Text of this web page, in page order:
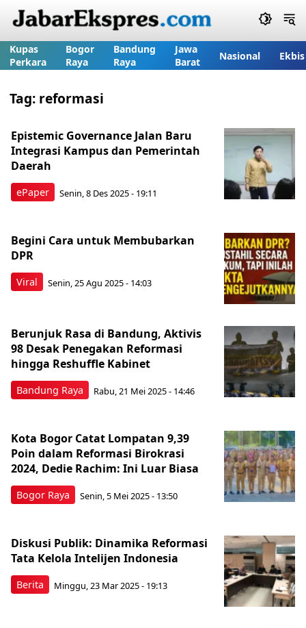
Kupas
Perkara
Bogor
Raya
Bandung
Raya
Jawa
Barat
Nasional Ekbis
Tag: reformasi
ePaper
Epistemic Governance Jalan Baru
Integrasi Kampus dan Pemerintah
Daerah
Senin, 8 Des 2025 - 19:11
Viral
Begini Cara untuk Membubarkan
DPR
Senin, 25 Agu 2025 - 14:03
Bandung Raya
Berunjuk Rasa di Bandung, Aktivis
98 Desak Penegakan Reformasi
hingga Reshuffle Kabinet
Rabu, 21 Mei 2025 - 14:46
Bogor Raya
Kota Bogor Catat Lompatan 9,39
Poin dalam Reformasi Birokrasi
2024, Dedie Rachim: Ini Luar Biasa
Senin, 5 Mei 2025 - 13:50
Berita
Diskusi Publik: Dinamika Reformasi
Tata Kelola Intelijen Indonesia
Minggu, 23 Mar 2025 - 19:13